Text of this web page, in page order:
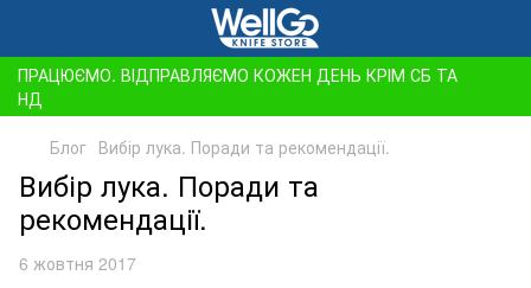
ПРАЦЮЄМО. ВІДПРАВЛЯЄМО КОЖЕН ДЕНЬ КРІМ СБ ТА
НД
Блог Вибір лука. Поради та рекомендації.
Вибір лука. Поради та
рекомендації.
6 жовтня 2017